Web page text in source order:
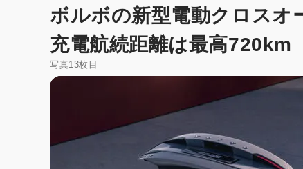
ボルボの新型電動クロスオ
充電航続距離は最高720km
写真13枚目